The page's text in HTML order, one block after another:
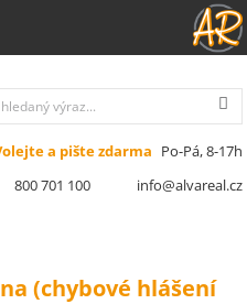
a pište zdarma Po-Pá, 8-17h
800 701 100
info@alvareal.cz
(chybové hlášení